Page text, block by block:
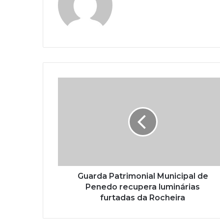
Guarda Patrimonial Municipal de
Penedo recupera luminárias
furtadas da Rocheira